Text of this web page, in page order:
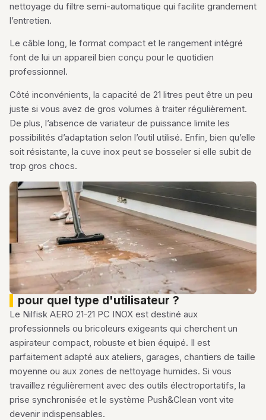
nettoyage du filtre semi-automatique qui facilite grandement
l’entretien.
Le câble long, le format compact et le rangement intégré
font de lui un appareil bien conçu pour le quotidien
professionnel.
Côté inconvénients, la capacité de 21 litres peut être un peu
juste si vous avez de gros volumes à traiter régulièrement.
De plus, l’absence de variateur de puissance limite les
possibilités d’adaptation selon l’outil utilisé. Enfin, bien qu’elle
soit résistante, la cuve inox peut se bosseler si elle subit de
trop gros chocs.
pour quel type d'utilisateur ?
Le Nilfisk AERO 21-21 PC INOX est destiné aux
professionnels ou bricoleurs exigeants qui cherchent un
aspirateur compact, robuste et bien équipé. Il est
parfaitement adapté aux ateliers, garages, chantiers de taille
moyenne ou aux zones de nettoyage humides. Si vous
travaillez régulièrement avec des outils électroportatifs, la
prise synchronisée et le système Push&Clean vont vite
devenir indispensables.